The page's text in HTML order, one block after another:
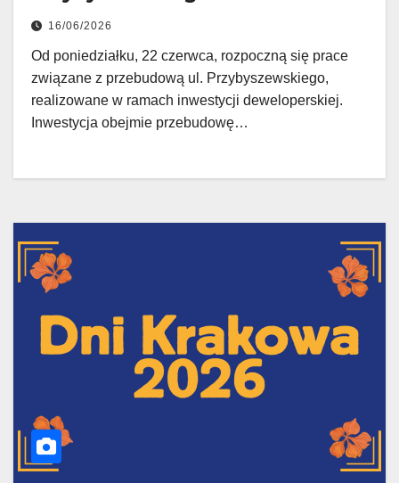
16/06/2026
Od poniedziałku, 22 czerwca, rozpoczną się prace
związane z przebudową ul. Przybyszewskiego,
realizowane w ramach inwestycji deweloperskiej.
Inwestycja obejmie przebudowę…